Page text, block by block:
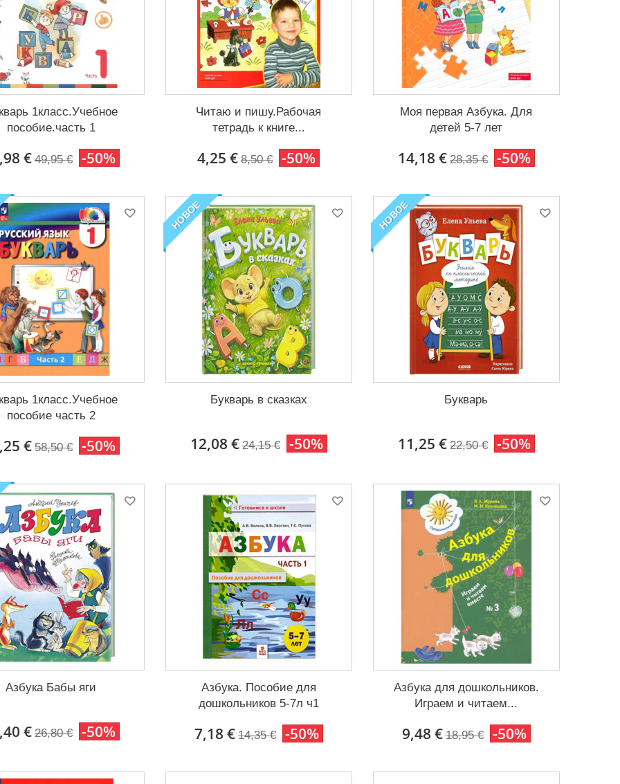
1класс.Учебное
пособие.часть 1
€ 49,95 € -50%
Читаю и пишу.Рабочая
тетрадь к книге...
4,25 € 8,50 € -50%
Моя первая Азбука. Для
детей 5-7 лет
14,18 € 28,35 € -50%
1класс.Учебное
пособие часть 2
€ 58,50 € -50%
НОВОЕ
Букварь в сказках
12,08 € 24,15 € -50%
НОВОЕ
Букварь
11,25 € 22,50 € -50%
Азбука Бабы яги
€ 26,80 € -50%
Азбука. Пособие для
дошкольников 5-7л ч1
7,18 € 14,35 € -50%
Азбука для дошкольников.
Играем и читаем...
9,48 € 18,95 € -50%